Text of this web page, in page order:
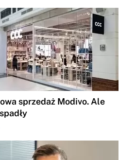
sprzedaż Modivo. Ale